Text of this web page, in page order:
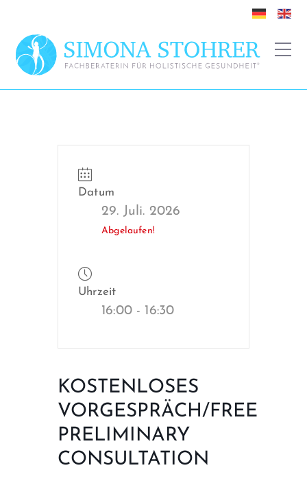
Datum
29. Juli. 2026
Abgelaufen!
Uhrzeit
16:00 - 16:30
KOSTENLOSES
VORGESPRÄCH/FREE
PRELIMINARY
CONSULTATION